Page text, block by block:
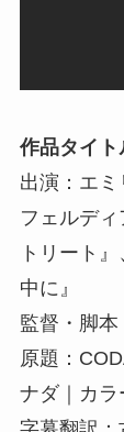
作品タイト
出演：エミ
フェルデ
トリート
中に』
監督・脚
原題：
ナダ｜カラ